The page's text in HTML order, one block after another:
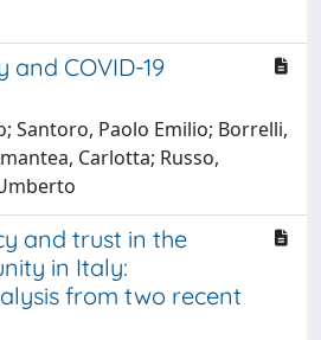
and COVID-19
Santoro, Paolo Emilio; Borrelli,
Carlotta; Russo,
and trust in the
in Italy:
from two recent